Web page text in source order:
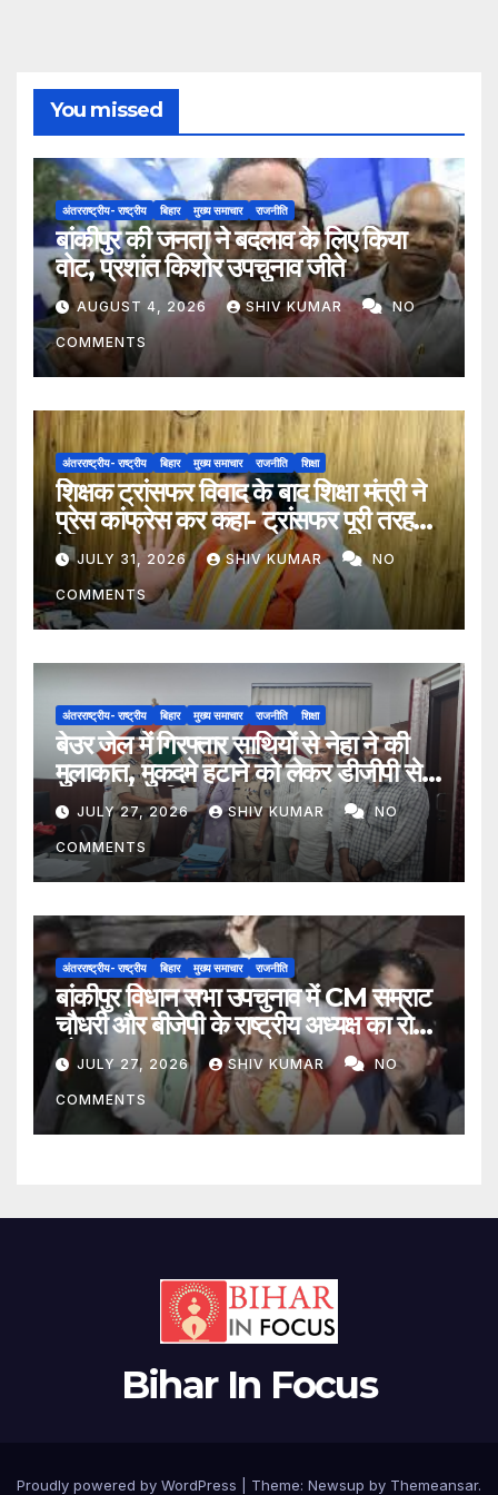
You missed
अंतरराष्ट्रीय- राष्ट्रीय बिहार मुख्य समाचार राजनीति
बांकीपुर की जनता ने बदलाव के लिए किया
वोट, प्रशांत किशोर उपचुनाव जीते
AUGUST 4, 2026 SHIV KUMAR NO
COMMENTS
अंतरराष्ट्रीय- राष्ट्रीय बिहार मुख्य समाचार राजनीति शिक्षा
शिक्षक ट्रांसफर विवाद के बाद शिक्षा मंत्री ने
प्रेस कांफ्रेस कर कहा- ट्रांसफर पूरी तरह
ऐच्छिक
JULY 31, 2026 SHIV KUMAR NO
COMMENTS
अंतरराष्ट्रीय- राष्ट्रीय बिहार मुख्य समाचार राजनीति शिक्षा
बेउर जेल में गिरफ्तार साथियों से नेहा ने की
मुलाकात, मुकदमे हटाने को लेकर डीजीपी से
मिला प्रतिनिधिमंडल
JULY 27, 2026 SHIV KUMAR NO
COMMENTS
अंतरराष्ट्रीय- राष्ट्रीय बिहार मुख्य समाचार राजनीति
बांकीपुर विधान सभा उपचुनाव में CM सम्राट
चौधरी और बीजेपी के राष्ट्रीय अध्यक्ष का रोड
शोJULY 27, 2026 SHIV KUMAR NO
COMMENTS
Bihar In Focus
Proudly powered by WordPress Theme: Newsup by Themeansar.